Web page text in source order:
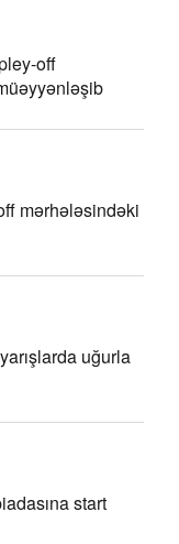
off
mərhələsindəki
uğurla
start